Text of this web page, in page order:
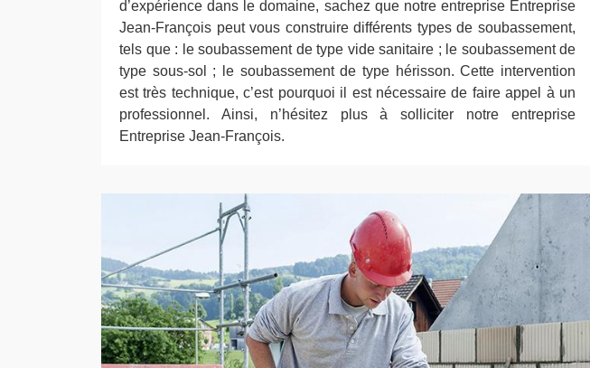
d’expérience dans le domaine, sachez que notre entreprise Entreprise
Jean-François peut vous construire différents types de soubassement,
tels que : le soubassement de type vide sanitaire ; le soubassement de
type sous-sol ; le soubassement de type hérisson. Cette intervention
est très technique, c’est pourquoi il est nécessaire de faire appel à un
professionnel. Ainsi, n’hésitez plus à solliciter notre entreprise
Entreprise Jean-François.